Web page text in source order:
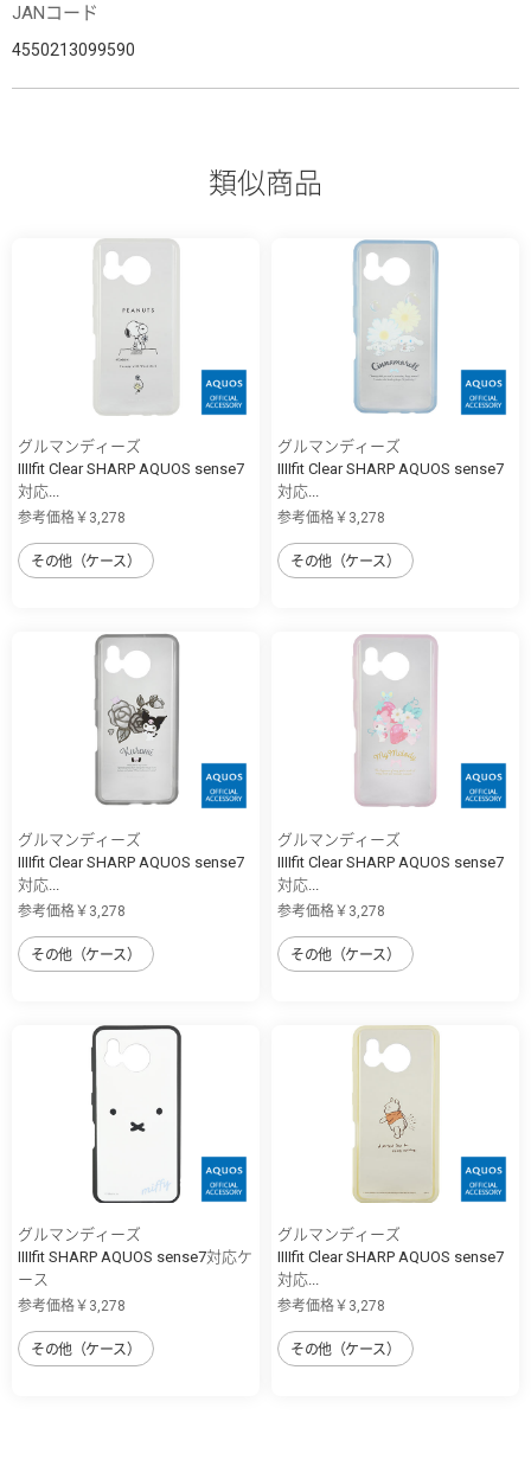
JANコード
4550213099590
類似商品
グルマンディーズ
IIIIfit Clear SHARP AQUOS sense7
対応...
参考価格￥3,278
その他（ケース）
グルマンディーズ
IIIIfit Clear SHARP AQUOS sense7
対応...
参考価格￥3,278
その他（ケース）
グルマンディーズ
IIIIfit Clear SHARP AQUOS sense7
対応...
参考価格￥3,278
その他（ケース）
グルマンディーズ
IIIIfit Clear SHARP AQUOS sense7
対応...
参考価格￥3,278
その他（ケース）
グルマンディーズ
IIIIfit SHARP AQUOS sense7対応ケ
ース
参考価格￥3,278
その他（ケース）
グルマンディーズ
IIIIfit Clear SHARP AQUOS sense7
対応...
参考価格￥3,278
その他（ケース）